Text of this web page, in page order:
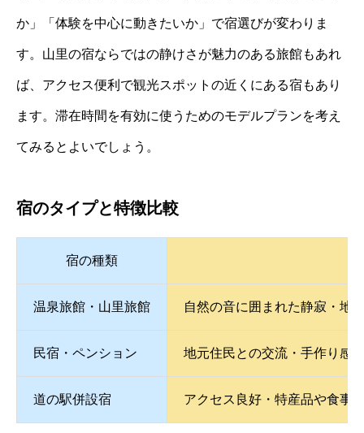
か」「体験を中心に動きたいか」で宿選びが変わりま
す。山里の宿ならではの静けさが魅力のある旅館もあれ
ば、アクセス便利で観光スポットの近くにある宿もあり
ます。滞在時間を有効に使うためのモデルプランを考え
てみるとよいでしょう。
宿のタイプと特徴比較
宿の種類
温泉旅館・山里旅館 自然の音に囲まれた静寂・地
民宿・ペンション 地元住民との交流・手作り感
道の駅併設宿 アクセス良好・特産品や食事